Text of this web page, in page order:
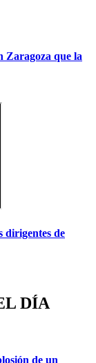
Zaragoza que la
dirigentes de
DÍA
de un